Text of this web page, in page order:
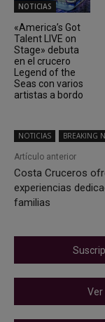
NOTICIAS
«America’s Got
Talent LIVE on
Stage» debuta
en el crucero
Legend of the
Seas con varios
artistas a bordo
NOTICIAS BREAKING
Artículo anterior
Costa Cruceros
experiencias
familias
Ver